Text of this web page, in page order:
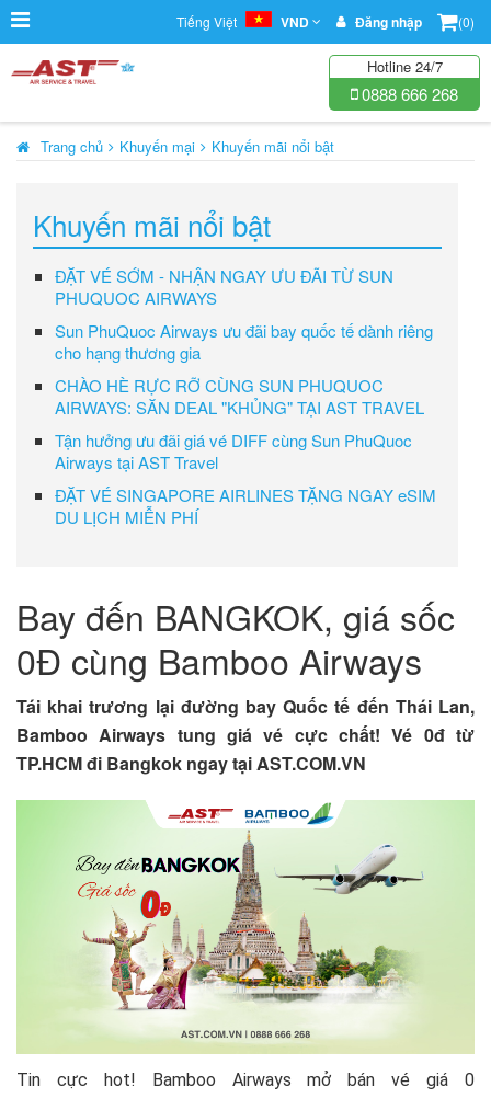
Tiếng Việt VND Đăng nhập (0)
Hotline 24/7
0888 666 268
Trang chủ Khuyến mại Khuyến mãi nổi bật
Khuyến mãi nổi bật
ĐẶT VÉ SỚM - NHẬN NGAY ƯU ĐÃI TỪ SUN
PHUQUOC AIRWAYS
Sun PhuQuoc Airways ưu đãi bay quốc tế dành riêng
cho hạng thương gia
CHÀO HÈ RỰC RỠ CÙNG SUN PHUQUOC
AIRWAYS: SĂN DEAL "KHỦNG" TẠI AST TRAVEL
Tận hưởng ưu đãi giá vé DIFF cùng Sun PhuQuoc
Airways tại AST Travel
ĐẶT VÉ SINGAPORE AIRLINES TẶNG NGAY eSIM
DU LỊCH MIỄN PHÍ
Bay đến BANGKOK, giá sốc
0Đ cùng Bamboo Airways
Tái khai trương lại đường bay Quốc tế đến Thái Lan,
Bamboo Airways tung giá vé cực chất! Vé 0đ từ
TP.HCM đi Bangkok ngay tại AST.COM.VN
Tin cực hot! Bamboo Airways mở bán vé giá 0